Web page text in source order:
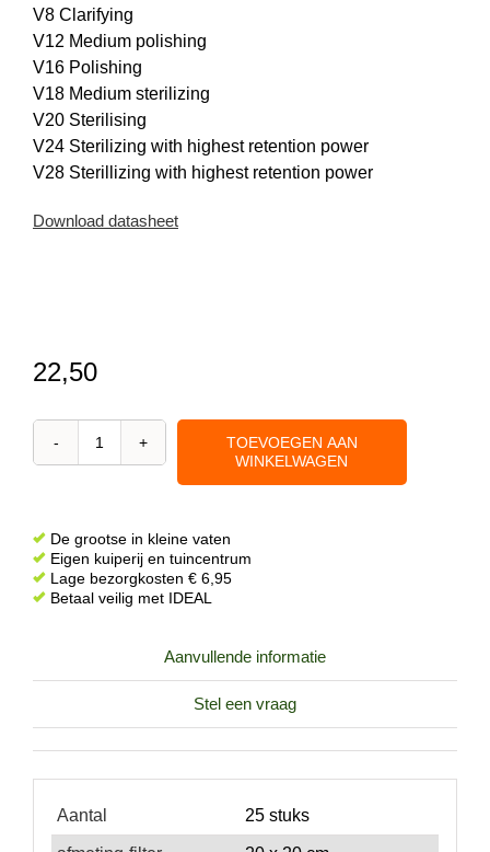
V8 Clarifying
V12 Medium polishing
V16 Polishing
V18 Medium sterilizing
V20 Sterilising
V24 Sterilizing with highest retention power
V28 Sterillizing with highest retention power
Download datasheet
22,50
Filterplaat
20
cm
Grof
TOEVOEGEN AAN
WINKELWAGEN
De grootse in kleine vaten
Eigen kuiperij en tuincentrum
Lage bezorgkosten € 6,95
Betaal veilig met IDEAL
Aanvullende informatie
Stel een vraag
Aantal 25 stuks